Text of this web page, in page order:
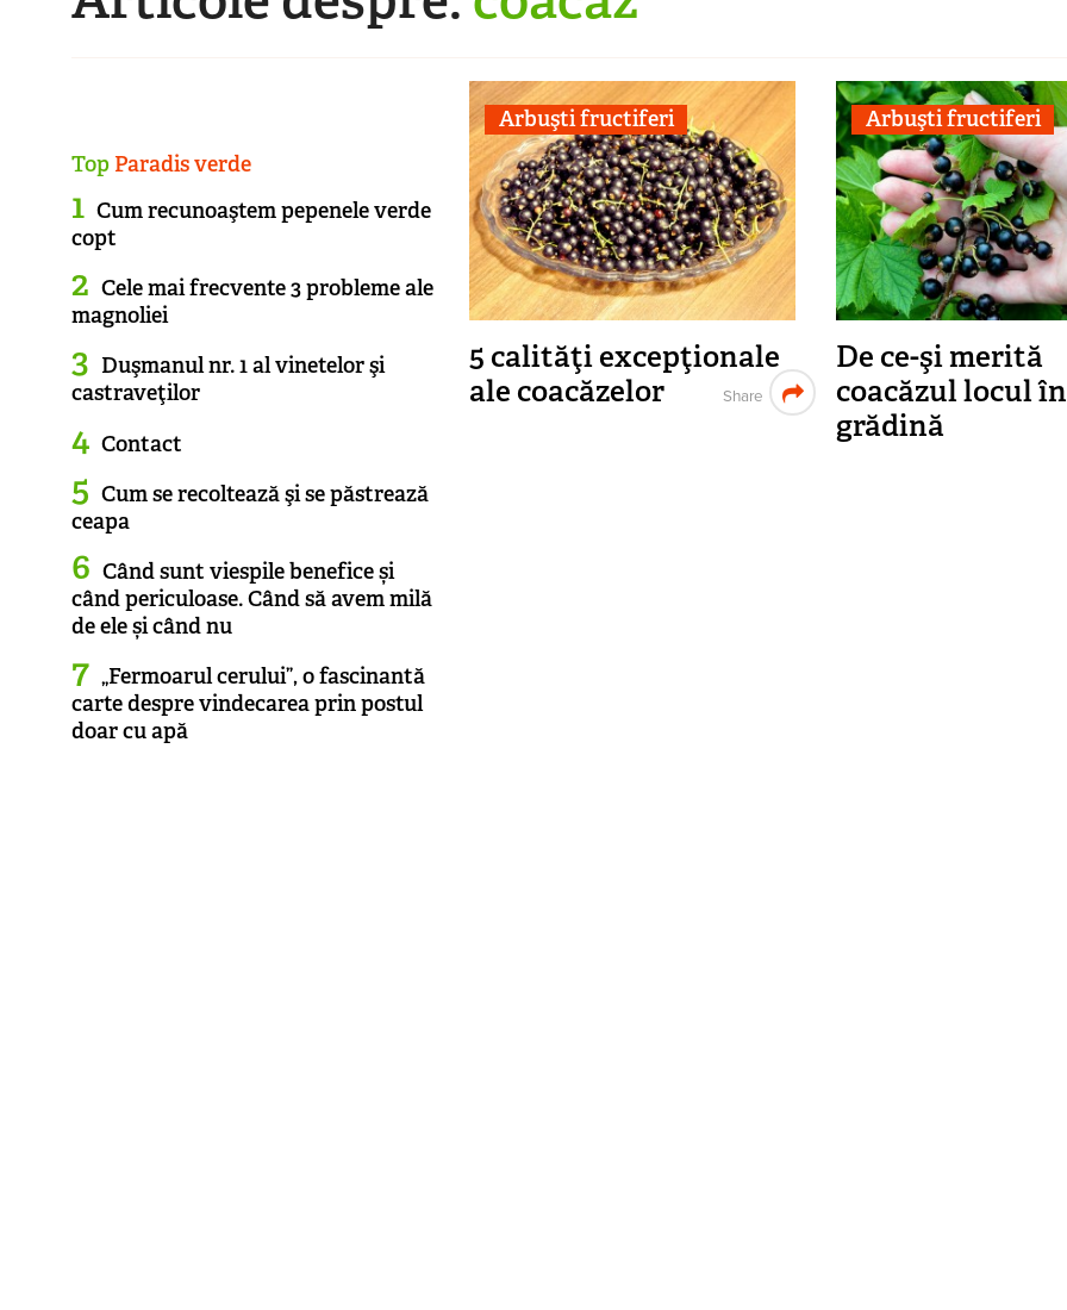
Arbuşti fructiferi
5 calităţi excepţionale
ale coacăzelor
Share
Arbuşti fructiferi
De ce-şi merită
coacăzul locul în
grădină
TopParadis verde
Cum recunoaştem pepenele verde
copt
Cele mai frecvente 3 probleme ale
magnoliei
Duşmanul nr. 1 al vinetelor şi
castraveţilor
Contact
Cum se recoltează şi se păstrează
ceapa
Când sunt viespile benefice și
când periculoase. Când să avem milă
de ele și când nu
„Fermoarul cerului”, o fascinantă
carte despre vindecarea prin postul
doar cu apă